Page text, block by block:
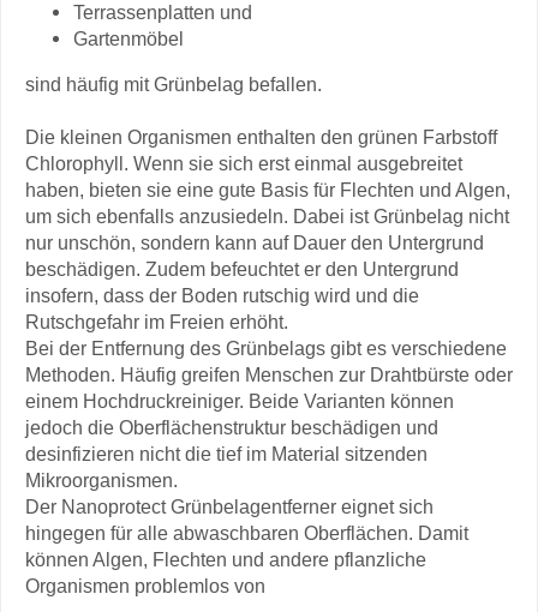
Terrassenplatten und
Gartenmöbel
sind häufig mit Grünbelag befallen.
Die kleinen Organismen enthalten den grünen Farbstoff
Chlorophyll. Wenn sie sich erst einmal ausgebreitet
haben, bieten sie eine gute Basis für Flechten und Algen,
um sich ebenfalls anzusiedeln. Dabei ist Grünbelag nicht
nur unschön, sondern kann auf Dauer den Untergrund
beschädigen. Zudem befeuchtet er den Untergrund
insofern, dass der Boden rutschig wird und die
Rutschgefahr im Freien erhöht.
Bei der Entfernung des Grünbelags gibt es verschiedene
Methoden. Häufig greifen Menschen zur Drahtbürste oder
einem Hochdruckreiniger. Beide Varianten können
jedoch die Oberflächenstruktur beschädigen und
desinfizieren nicht die tief im Material sitzenden
Mikroorganismen.
Der Nanoprotect Grünbelagentferner eignet sich
hingegen für alle abwaschbaren Oberflächen. Damit
können Algen, Flechten und andere pflanzliche
Organismen problemlos von